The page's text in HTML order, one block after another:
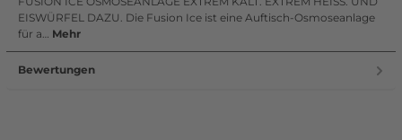
EISWÜRFEL DAZU. Die Fusion Ice ist eine Auftisch-Osmoseanlage
für a… Mehr
Bewertungen